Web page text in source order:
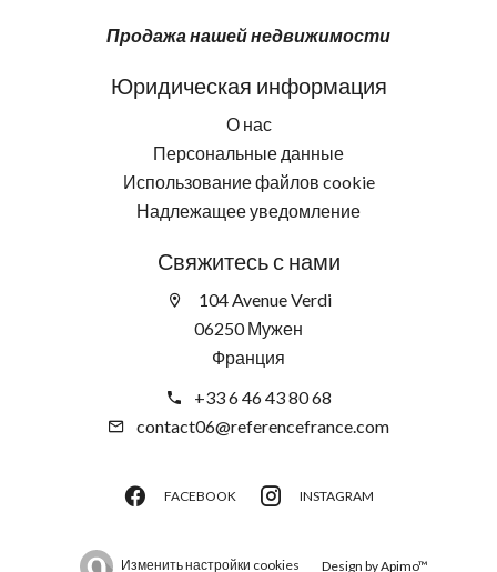
Продажа нашей недвижимости
Юридическая информация
О нас
Персональные данные
Использование файлов cookie
Надлежащее уведомление
Свяжитесь с нами
104 Avenue Verdi
06250 Мужен
Франция
+33 6 46 43 80 68
contact06@referencefrance.com
FACEBOOK INSTAGRAM
Изменить настройки cookies Design byApimo™